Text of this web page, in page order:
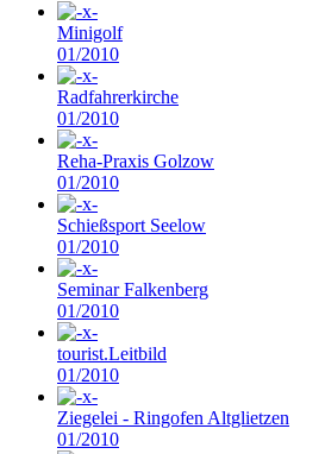
Minigolf
01/2010
Radfahrerkirche
01/2010
Reha-Praxis Golzow
01/2010
Schießsport Seelow
01/2010
Seminar Falkenberg
01/2010
tourist.Leitbild
01/2010
Ziegelei - Ringofen Altglietzen
01/2010